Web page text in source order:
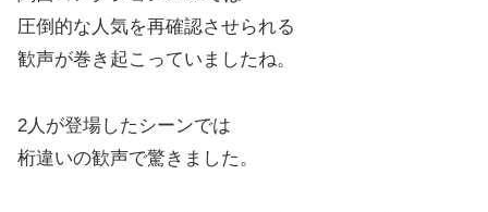
圧倒的な人気を再確認させられる
歓声が巻き起こっていましたね。
2人が登場したシーンでは
桁違いの歓声で驚きました。